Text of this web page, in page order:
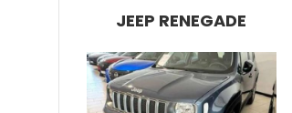
JEEP RENEGADE